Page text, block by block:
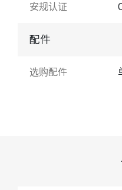
安规认证
配件
选购配件